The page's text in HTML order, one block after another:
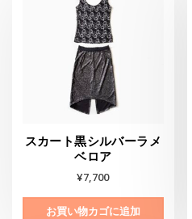
スカート黒シルバーラメ
ベロア
¥7,700
お買い物カゴに追加